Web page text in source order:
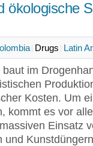
ökologische
Drugs Latin
im
Kosten. Um
kommt es vor
Einsatz
und